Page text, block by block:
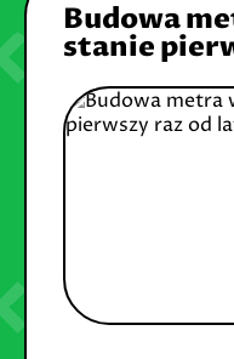
Budowa
stanie